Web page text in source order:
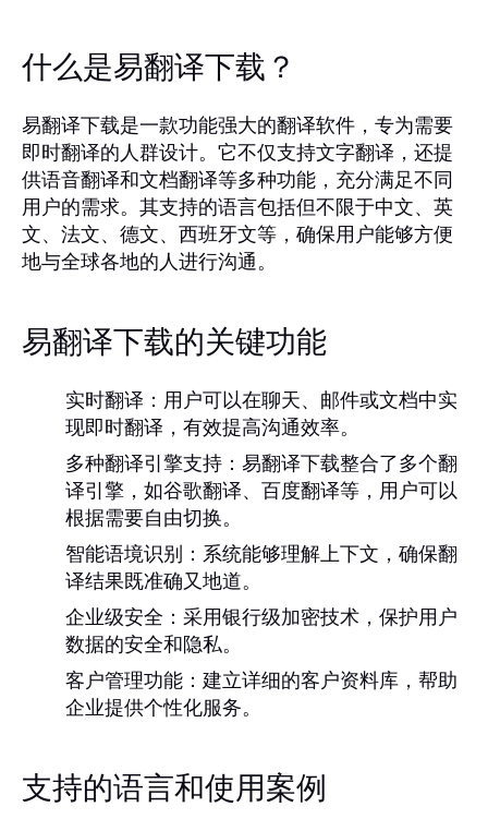
什么是易翻译下载？
易翻译下载是一款功能强大的翻译软件，专为需要
即时翻译的人群设计。它不仅支持文字翻译，还提
供语音翻译和文档翻译等多种功能，充分满足不同
用户的需求。其支持的语言包括但不限于中文、英
文、法文、德文、西班牙文等，确保用户能够方便
地与全球各地的人进行沟通。
易翻译下载的关键功能
实时翻译： 用户可以在聊天、邮件或文档中实
现即时翻译，有效提高沟通效率。
多种翻译引擎支持： 易翻译下载整合了多个翻
译引擎，如谷歌翻译、百度翻译等，用户可以
根据需要自由切换。
智能语境识别： 系统能够理解上下文，确保翻
译结果既准确又地道。
企业级安全： 采用银行级加密技术，保护用户
数据的安全和隐私。
客户管理功能： 建立详细的客户资料库，帮助
企业提供个性化服务。
支持的语言和使用案例